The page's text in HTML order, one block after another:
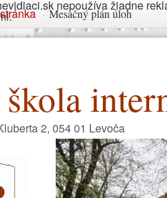
- Mesačný plán úloh
2, 054 01 Levoča
nepoužíva žiadne